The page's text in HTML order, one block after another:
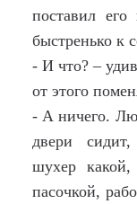
поставил его
быстренько к
- И что? –
от этого
- А ничего.
двери
шухер
пасочкой,